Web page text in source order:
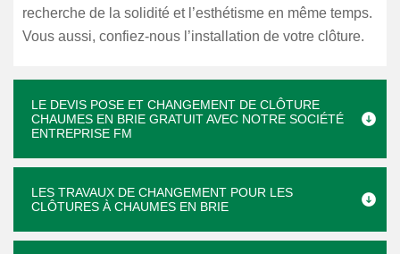
recherche de la solidité et l’esthétisme en même temps.
Vous aussi, confiez-nous l’installation de votre clôture.
LE DEVIS POSE ET CHANGEMENT DE CLÔTURE
CHAUMES EN BRIE GRATUIT AVEC NOTRE SOCIÉTÉ
ENTREPRISE FM
LES TRAVAUX DE CHANGEMENT POUR LES
CLÔTURES À CHAUMES EN BRIE